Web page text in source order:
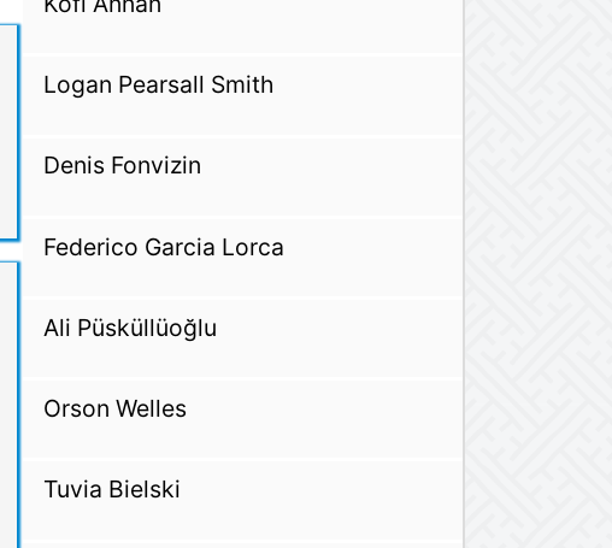
Logan Pearsall Smith
Denis Fonvizin
Federico Garcia Lorca
Ali Püsküllüoğlu
Orson Welles
Tuvia Bielski